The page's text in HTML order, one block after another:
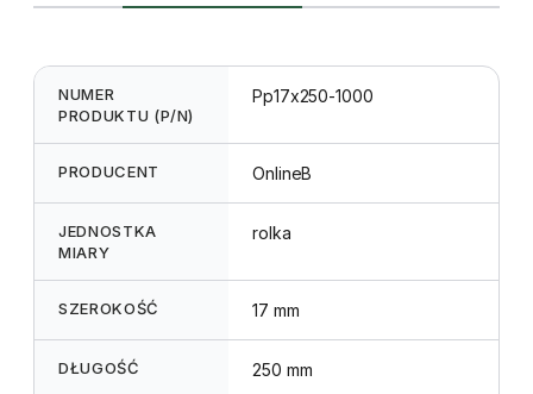
NUMER
PRODUKTU (P/N)
Pp17x250-1000
PRODUCENT OnlineB
JEDNOSTKA
MIARY
rolka
SZEROKOŚĆ 17 mm
DŁUGOŚĆ 250 mm